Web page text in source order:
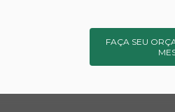
FAÇA SEU